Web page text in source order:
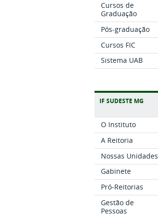
Cursos de
Graduação
Pós-graduação
Cursos FIC
Sistema UAB
IF SUDESTE MG
O Instituto
A Reitoria
Nossas Unidades
Gabinete
Pró-Reitorias
Gestão de
Pessoas